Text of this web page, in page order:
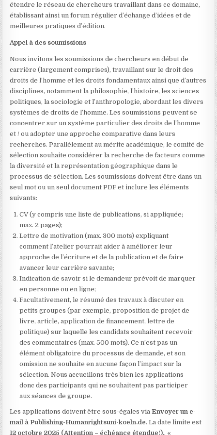
étendre le réseau de chercheurs travaillant dans ce domaine,
établissant ainsi un forum régulier d’échange d’idées et de
meilleures pratiques d’édition.
Appel à des soumissions
Nous invitons les soumissions de chercheurs en début de
carrière (largement comprises), travaillant sur le droit des
droits de l’homme et les droits fondamentaux ainsi que d’autres
disciplines, notamment la philosophie, l’histoire, les sciences
politiques, la sociologie et l’anthropologie, abordant les divers
systèmes de droits de l’homme. Les soumissions peuvent se
concentrer sur un système particulier des droits de l’homme
et / ou adopter une approche comparative dans leurs
recherches. Parallèlement au mérite académique, le comité de
sélection souhaite considérer la recherche de facteurs comme
la diversité et la représentation géographique dans le
processus de sélection. Les soumissions doivent être dans un
seul mot ou un seul document PDF et inclure les éléments
suivants:
CV (y compris une liste de publications, si appliquée;
max. 2 pages);
Lettre de motivation (max. 300 mots) expliquant
comment l’atelier pourrait aider à améliorer leur
approche de l’écriture et de la publication et de faire
avancer leur carrière savante;
Indication de savoir si le demandeur prévoit de marquer
en personne ou en ligne;
Facultativement, le résumé des travaux à discuter en
petits groupes (par exemple, proposition de projet de
livre, article, application de financement, lettre de
politique) sur laquelle les candidats souhaitent recevoir
des commentaires (max. 500 mots). Ce n’est pas un
élément obligatoire du processus de demande, et son
omission ne souhaite en aucune façon l’impact sur la
sélection. Nous accueillons très bien les applications
donc des participants qui ne souhaitent pas participer
aux séances de groupe.
Les applications doivent être sous-égales via Envoyer un e-
mail à Publishing-Humanrightsuni-koeln.de.La date limite est
12 octobre 2025 (Attention – échéance étendue!).. «